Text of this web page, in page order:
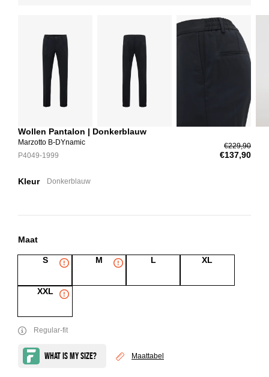
Wollen Pantalon | Donkerblauw
Marzotto B-DYnamic
P4049-1999
€229,90
€137,90
Kleur Donkerblauw
Maat
S M L XL
XXL
Maattabel
Regular-fit